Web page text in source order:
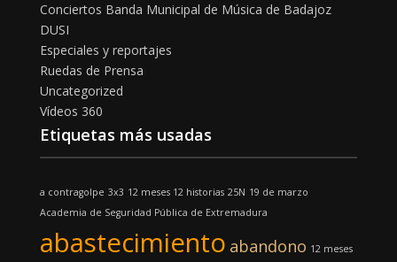
Conciertos Banda Municipal de Música de Badajoz
DUSI
Especiales y reportajes
Ruedas de Prensa
Uncategorized
Vídeos 360
Etiquetas más usadas
a contragolpe 3x3 12 meses 12 historias 25N 19 de marzo
Academia de Seguridad Pública de Extremadura
abastecimiento abandono 12 meses